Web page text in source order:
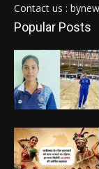
Contact us :
Popular Posts